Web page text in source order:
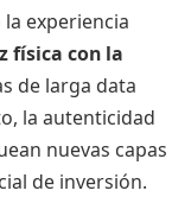
experiencia
física con la
de larga data
la autenticidad
nuevas capas
de inversión.